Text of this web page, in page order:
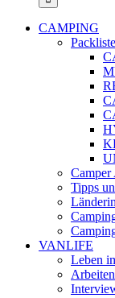
CAMPING
Camper
Tipps
VANLIFE
Leben